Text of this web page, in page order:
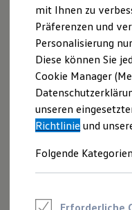
Nutzfahrzeuge
SUV und CUV
Familienautos
Kombis
Kompaktwagen
Sportwagen
Schnell verfügbare
Angebote und
Aktuelle
E-Auto-
Volkswagen
Junge
mit Ihnen zu
Präferenzen und
Personalisierung
Diese können Sie
Cookie Manager
unseren
Richtlinie und
Folgende